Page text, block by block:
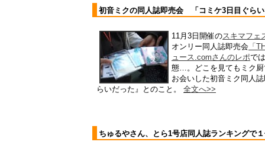
初音ミクの同人誌即売会 「コミケ3日目ぐら
11月3日開催のスキマフェ
オンリー同人誌即売会 「
ュース.comさんのレポで
態…。どこを見てもミク
お会いした初音ミク同人
らいだった』とのこと。 全文へ>>
ちゅるやさん、とら1号店同人誌ランキングで